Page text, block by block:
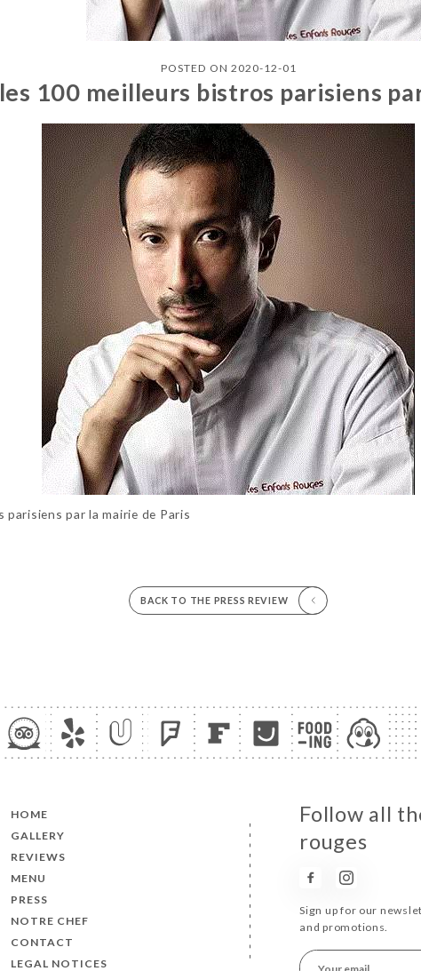
POSTED ON 2020-12-01
100 meilleurs bistros parisiens
par la mairie de Paris
BACK TO THE PRESS REVIEW
HOME
GALLERY
REVIEWS
MENU
PRESS
NOTRE CHEF
CONTACT
LEGAL NOTICES
Follow all
rouges
Sign up for our
and promotions.